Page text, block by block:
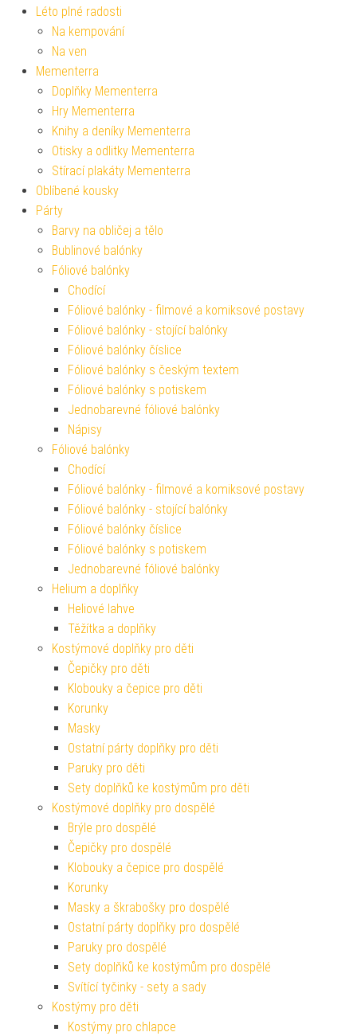
Léto plné radosti
Na kempování
Na ven
Mementerra
Doplňky Mementerra
Hry Mementerra
Knihy a deníky Mementerra
Otisky a odlitky Mementerra
Stírací plakáty Mementerra
Oblíbené kousky
Párty
Barvy na obličej a tělo
Bublinové balónky
Fóliové balónky
Chodící
Fóliové balónky - filmové a komiksové postavy
Fóliové balónky - stojící balónky
Fóliové balónky číslice
Fóliové balónky s českým textem
Fóliové balónky s potiskem
Jednobarevné fóliové balónky
Nápisy
Fóliové balónky
Chodící
Fóliové balónky - filmové a komiksové postavy
Fóliové balónky - stojící balónky
Fóliové balónky číslice
Fóliové balónky s potiskem
Jednobarevné fóliové balónky
Helium a doplňky
Heliové lahve
Těžítka a doplňky
Kostýmové doplňky pro děti
Čepičky pro děti
Klobouky a čepice pro děti
Korunky
Masky
Ostatní párty doplňky pro děti
Paruky pro děti
Sety doplňků ke kostýmům pro děti
Kostýmové doplňky pro dospělé
Brýle pro dospělé
Čepičky pro dospělé
Klobouky a čepice pro dospělé
Korunky
Masky a škrabošky pro dospělé
Ostatní párty doplňky pro dospělé
Paruky pro dospělé
Sety doplňků ke kostýmům pro dospělé
Svítící tyčinky - sety a sady
Kostýmy pro děti
Kostýmy pro chlapce